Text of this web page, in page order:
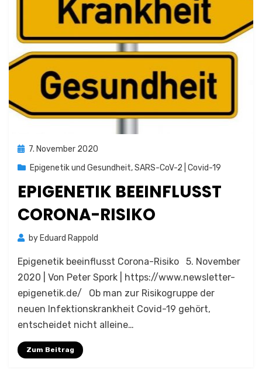
Posted
7. November 2020
Epigenetik und Gesundheit,SARS-CoV-2 | Covid-19
EPIGENETIK BEEINFLUSST
CORONA-RISIKO
by Eduard Rappold
Epigenetik beeinflusst Corona-Risiko 5. November
2020 | Von Peter Spork | https://www.newsletter-
epigenetik.de/ Ob man zur Risikogruppe der
neuen Infektionskrankheit Covid-19 gehört,
entscheidet nicht alleine…
Zum Beitrag